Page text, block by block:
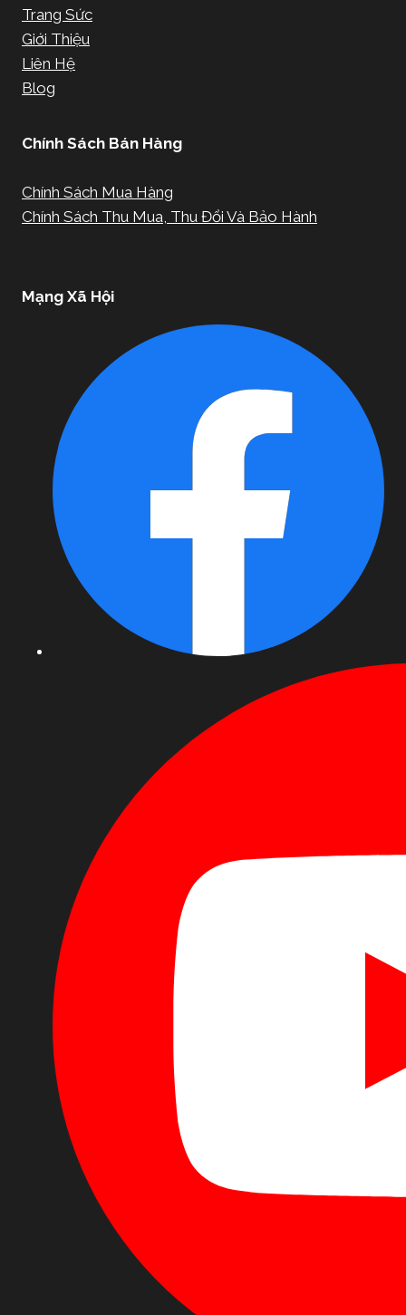
Trang Sức
Giới Thiệu
Liên Hệ
Blog
Chính Sách Bán Hàng
Chính Sách Mua Hàng
Chính Sách Thu Mua, Thu Đổi Và Bảo Hành
Mạng Xã Hội